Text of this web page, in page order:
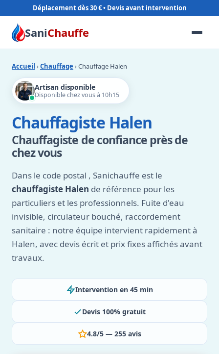
Déplacement dès 30 €
SaniChauffe
Accueil ›Chauffage › Chauffage Halen
Artisan disponible
Disponible chez vous à 10h15
Chauffagiste Halen
Chauffagiste de confiance près de
chez vous
Dans le code postal , Sanichauffe est le
chauffagiste Halen de référence pour les
particuliers et les professionnels. Fuite d'eau
invisible, circulateur bouché, raccordement
sanitaire : notre équipe intervient rapidement à
Halen, avec devis écrit et prix fixes affichés avant
travaux.
Intervention en 45 min
Devis 100% gratuit
4.8/5 — 255 avis